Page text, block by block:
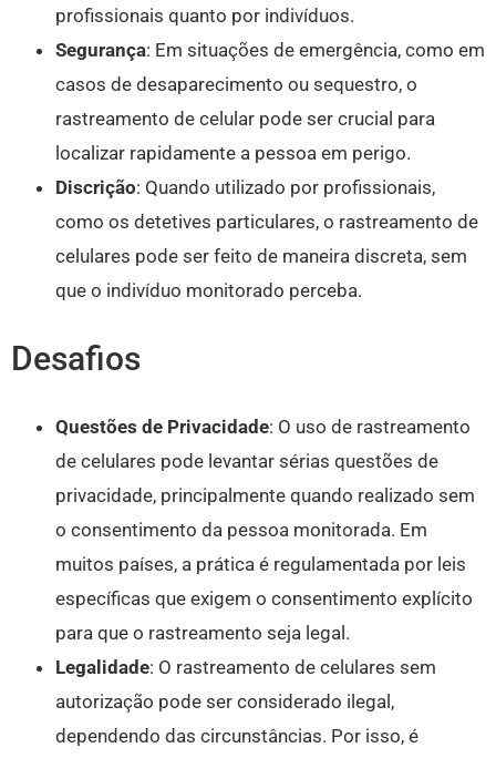
profissionais quanto por indivíduos.
Segurança: Em situações de emergência, como em
casos de desaparecimento ou sequestro, o
rastreamento de celular pode ser crucial para
localizar rapidamente a pessoa em perigo.
Discrição: Quando utilizado por profissionais,
como os detetives particulares, o rastreamento de
celulares pode ser feito de maneira discreta, sem
que o indivíduo monitorado perceba.
Desafios
Questões de Privacidade: O uso de rastreamento
de celulares pode levantar sérias questões de
privacidade, principalmente quando realizado sem
o consentimento da pessoa monitorada. Em
muitos países, a prática é regulamentada por leis
específicas que exigem o consentimento explícito
para que o rastreamento seja legal.
Legalidade: O rastreamento de celulares sem
autorização pode ser considerado ilegal,
dependendo das circunstâncias. Por isso, é